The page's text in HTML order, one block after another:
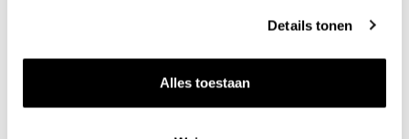
Details tonen
Alles toestaan
Nieuws & inspiratie in Vineé Vineuse